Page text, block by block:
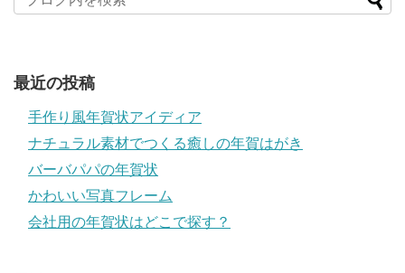
最近の投稿
手作り風年賀状アイディア
ナチュラル素材でつくる癒しの年賀はがき
バーバパパの年賀状
かわいい写真フレーム
会社用の年賀状はどこで探す？